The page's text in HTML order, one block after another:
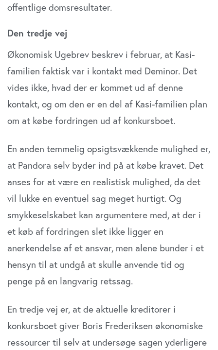
offentlige domsresultater.
Den tredje vej
Økonomisk Ugebrev beskrev i februar, at Kasi-
familien faktisk var i kontakt med Deminor. Det
vides ikke, hvad der er kommet ud af denne
kontakt, og om den er en del af Kasi-familien plan
om at købe fordringen ud af konkursboet.
En anden temmelig opsigtsvækkende mulighed er,
at Pandora selv byder ind på at købe kravet. Det
anses for at være en realistisk mulighed, da det
vil lukke en eventuel sag meget hurtigt. Og
smykkeselskabet kan argumentere med, at der i
et køb af fordringen slet ikke ligger en
anerkendelse af et ansvar, men alene bunder i et
hensyn til at undgå at skulle anvende tid og
penge på en langvarig retssag.
En tredje vej er, at de aktuelle kreditorer i
konkursboet giver Boris Frederiksen økonomiske
ressourcer til selv at undersøge sagen yderligere